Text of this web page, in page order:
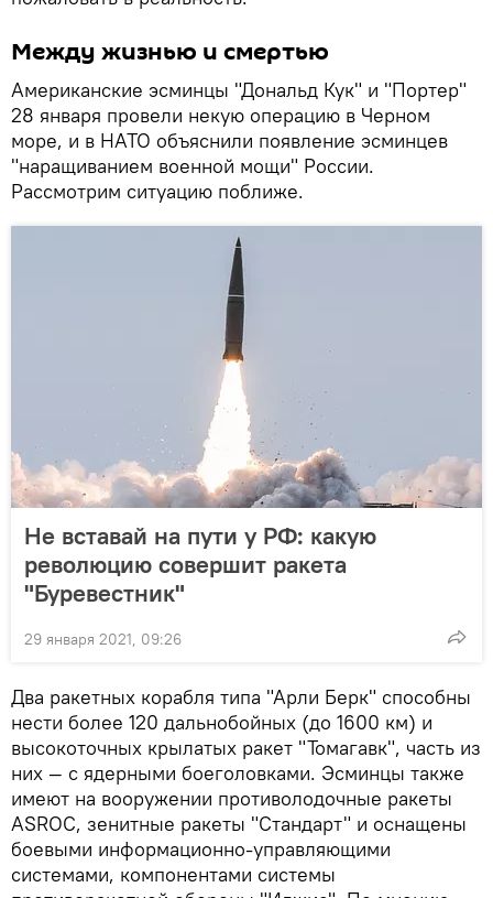
Между жизнью и смертью
Американские эсминцы "Дональд Кук" и "Портер"
28 января провели некую операцию в Черном
море, и в НАТО объяснили появление эсминцев
"наращиванием военной мощи" России.
Рассмотрим ситуацию поближе.
Не вставай на пути у РФ: какую
революцию совершит ракета
"Буревестник"
29 января 2021, 09:26
Два ракетных корабля типа "Арли Берк" способны
нести более 120 дальнобойных (до 1600 км) и
высокоточных крылатых ракет "Томагавк", часть из
них — с ядерными боеголовками. Эсминцы также
имеют на вооружении противолодочные ракеты
ASROC, зенитные ракеты "Стандарт" и оснащены
боевыми информационно-управляющими
системами, компонентами системы